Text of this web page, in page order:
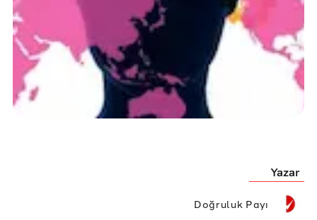
Yazar
Doğruluk Payı